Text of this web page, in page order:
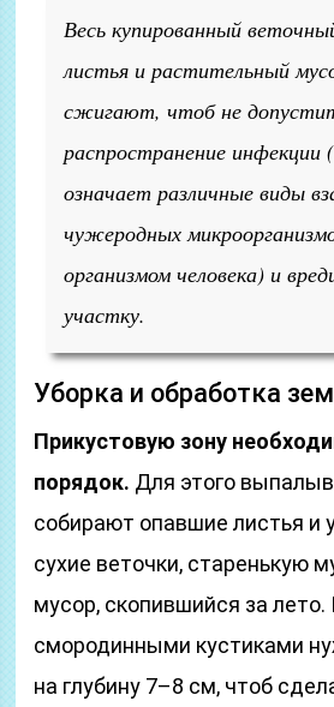
Весь купированный
листья и растительный
сжигают, чтоб не
распространение инфекции
означает различные виды
чужеродных
организмом человека) и
участку.
Уборка и обработка
Прикустовую зону
порядок. Для этого
собирают опавшие листья и
сухие веточки, старенькую
мусор, скопившийся за лето.
смородинными кустиками
на глубину 7–8 см, чтоб